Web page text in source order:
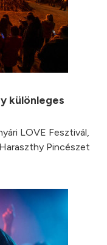
különleges
LOVE Fesztivál,
Pincészet